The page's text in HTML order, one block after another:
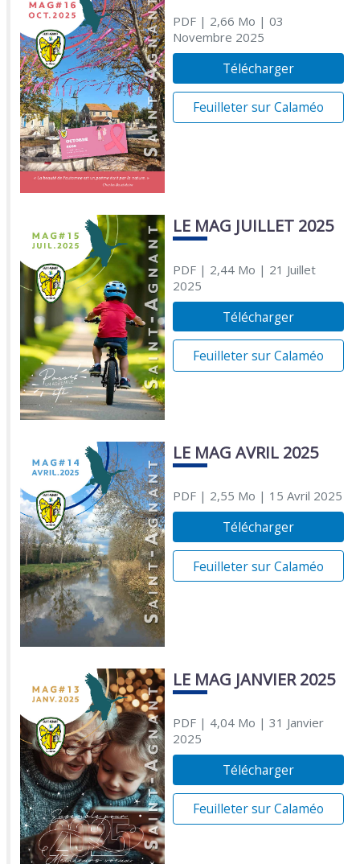
PDF| 2,66 Mo | 03
Novembre 2025
Télécharger
Feuilleter sur Calaméo
LE MAG JUILLET 2025
PDF| 2,44 Mo | 21 Juillet
2025
Télécharger
Feuilleter sur Calaméo
LE MAG AVRIL 2025
PDF| 2,55 Mo | 15 Avril 2025
Télécharger
Feuilleter sur Calaméo
LE MAG JANVIER 2025
PDF| 4,04 Mo | 31 Janvier
2025
Télécharger
Feuilleter sur Calaméo